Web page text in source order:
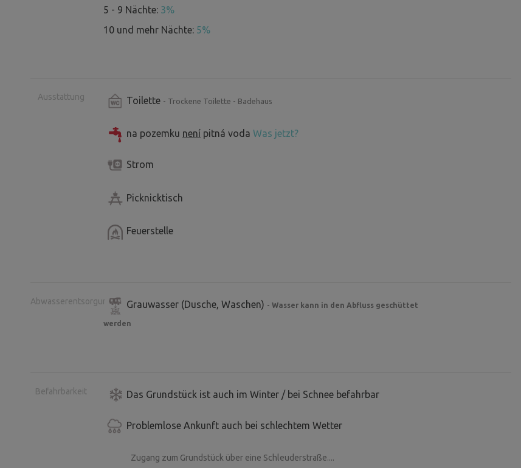
5 - 9 Nächte: 3%
10 und mehr Nächte: 5%
Ausstattung Toilette - Trockene Toilette - Badehaus
na pozemku není pitná voda Was jetzt?
Strom
Picknicktisch
Feuerstelle
Abwasserentsorgung Grauwasser (Dusche, Waschen) - Wasser kann in den Abfluss geschüttet
werden
Befahrbarkeit Das Grundstück ist auch im Winter / bei Schnee befahrbar
Problemlose Ankunft auch bei schlechtem Wetter
Zugang zum Grundstück über eine Schleuderstraße....